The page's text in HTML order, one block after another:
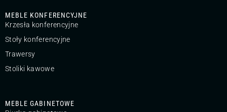
MEBLE KONFERENCYJNE
Krzesła konferencyjne
Stoły konferencyjne
Trawersy
Stoliki kawowe
MEBLE GABINETOWE